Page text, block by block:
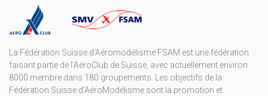
La Fédération Suisse d’Aéromodélisme FSAM est une fédération
faisant partie de l’AéroClub de Suisse, avec actuellement environ
8000 membre dans 180 groupements. Les objectifs de la
Fédération Suisse d’AéroModélisme sont la promotion et